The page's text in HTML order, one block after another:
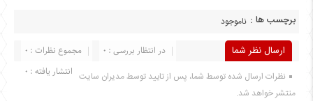
برچسب ها : ناموجود
ارسال نظر شما مجموع نظرات : 0
در انتظار بررسی : 0
انتشار یافته : 0 نظرات ارسال شده توسط شما، پس از تایید توسط مدیران سایت
منتشر خواهد شد.